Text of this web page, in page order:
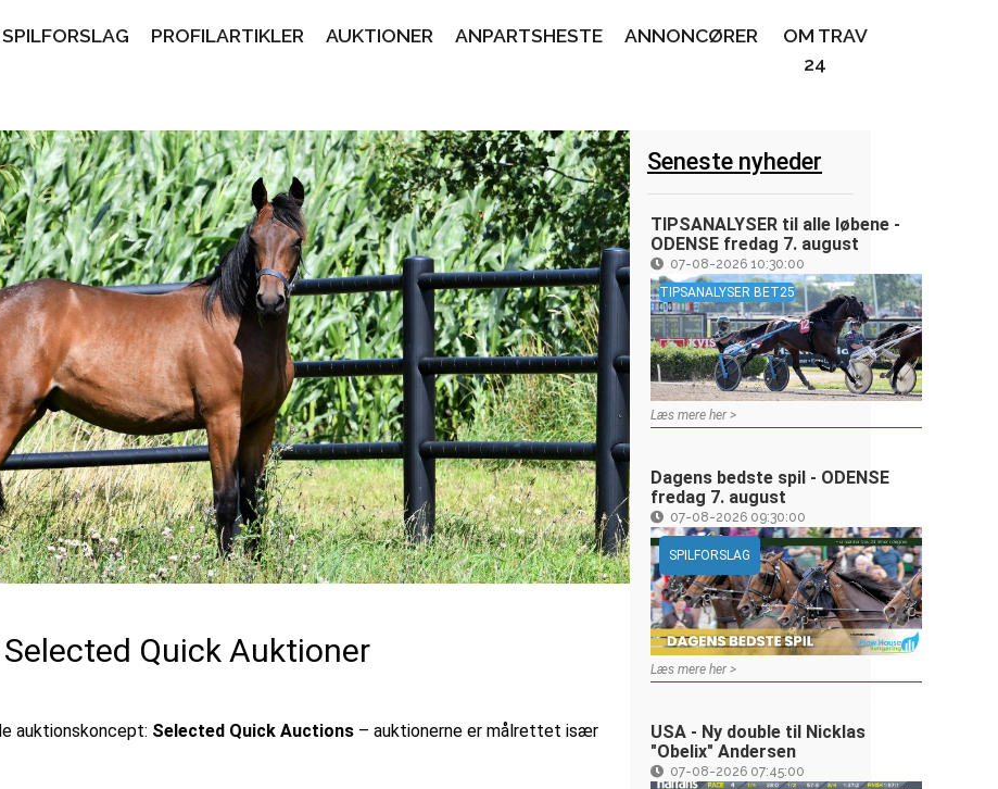
Quick Auktioner
auktionskoncept: Selected Quick Auctions – auktionerne er målrettet især
Seneste nyheder
TIPSANALYSER til alle løbene -
ODENSE fredag 7. august
07-08-2026 10:30:00
TIPSANALYSER BET25
Læs mere her >
Dagens bedste spil - ODENSE
fredag 7. august
07-08-2026 09:30:00
SPILFORSLAG
Læs mere her >
USA - Ny double til Nicklas
"Obelix" Andersen
07-08-2026 07:45:00
SPILFORSLAG PROFILARTIKLER AUKTIONER ANPARTSHESTE ANNONCØRER
OM TRAV
24